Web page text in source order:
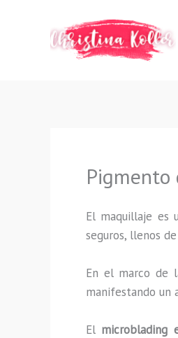
Pigmento
El maquillaje es
seguros, llenos
En el marco de
manifestando un
El microblading